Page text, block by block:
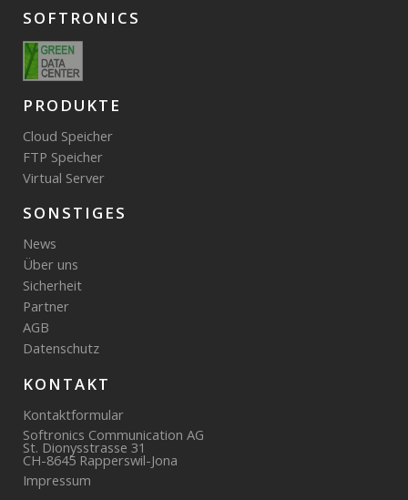
SOFTRONICS
PRODUKTE
Cloud Speicher
FTP Speicher
Virtual Server
SONSTIGES
News
Über uns
Sicherheit
Partner
AGB
Datenschutz
KONTAKT
Kontaktformular
Softronics Communication AG
St. Dionysstrasse 31
CH-8645 Rapperswil-Jona
Impressum